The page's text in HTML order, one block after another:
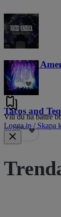
Voices of
36
Tacos and
686
Vill du ha bättre
Logga in / Skapa